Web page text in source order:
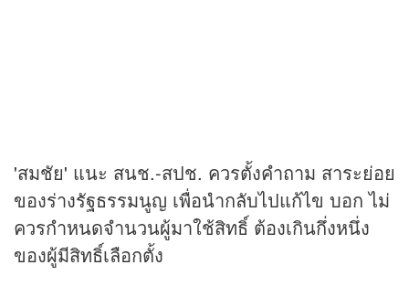
'สมชัย' แนะ สนช.-สปช. ควรตั้งคำถาม สาระย่อย
ของร่างรัฐธรรมนูญ เพื่อนำกลับไปแก้ไข บอก ไม่
ควรกำหนดจำนวนผู้มาใช้สิทธิ์ ต้องเกินกึ่งหนึ่ง
ของผู้มีสิทธิ์เลือกตั้ง